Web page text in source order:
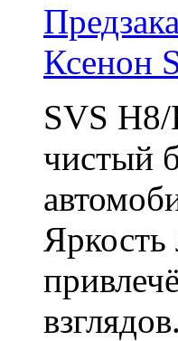
Ксенон
SVS
чистый
Яркость
взглядов.